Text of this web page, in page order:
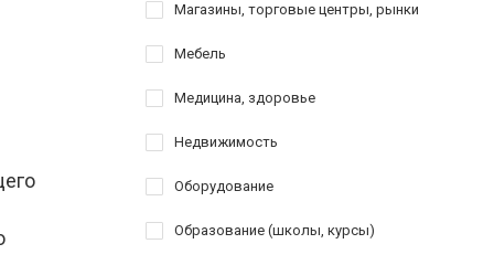
Магазины, торговые центры, рынки
Мебель
Медицина, здоровье
Недвижимость
Оборудование
Образование (школы, курсы)